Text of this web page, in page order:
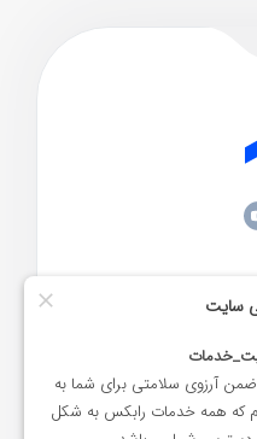
مقاله‌های مفید
بلاک چین چیست
کیف پول ارز دیجیتال چیست
NFT چیست